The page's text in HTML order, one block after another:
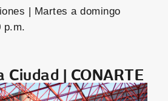
| Martes a domingo
p.m.
| CONARTE